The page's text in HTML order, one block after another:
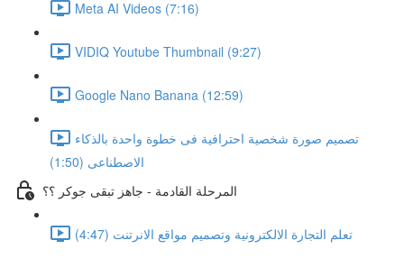
Meta AI Videos (7:16)
VIDIQ Youtube Thumbnail (9:27)
Google Nano Banana (12:59)
تصميم صورة شخصية احترافية فى خطوة واحدة بالذكاء
الاصطناعى (1:50)
المرحلة القادمة - جاهز تبقى جوكر ؟؟
تعلم التجارة الالكترونية وتصميم مواقع الانرتنت (4:47)